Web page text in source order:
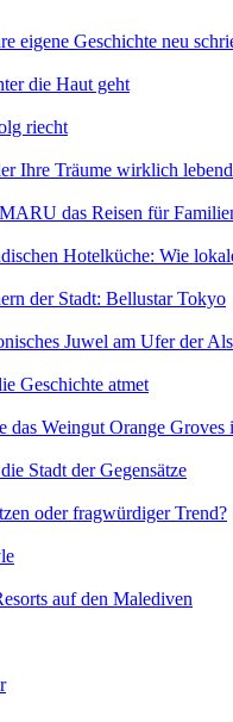
eigene Geschichte neu
die Haut geht
riecht
Ihre Träume wirklich
das Reisen für
Hotelküche: Wie
der Stadt: Bellustar Tokyo
Juwel am Ufer der
Geschichte atmet
das Weingut Orange
Stadt der Gegensätze
oder fragwürdiger Trend?
auf den Malediven